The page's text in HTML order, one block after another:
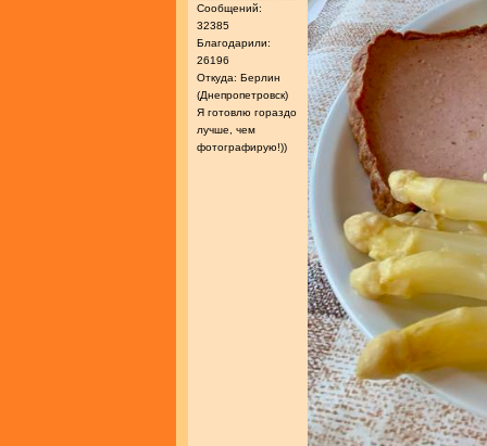
Сообщений:
32385
Благодарили:
26196
Откуда: Берлин
(Днепропетровск)
Я готовлю гораздо
лучше, чем
фотографирую!))